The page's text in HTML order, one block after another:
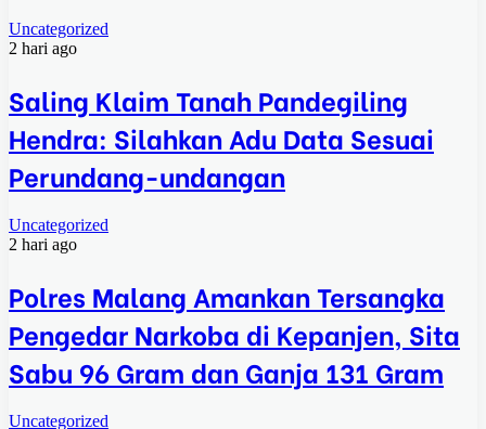
Uncategorized
2 hari ago
Saling Klaim Tanah Pandegiling
Hendra: Silahkan Adu Data Sesuai
Perundang-undangan
Uncategorized
2 hari ago
Polres Malang Amankan Tersangka
Pengedar Narkoba di Kepanjen, Sita
Sabu 96 Gram dan Ganja 131 Gram
Uncategorized